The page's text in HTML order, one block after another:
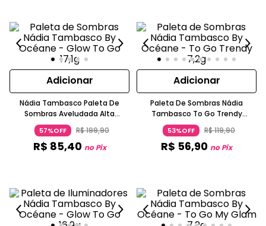
Adicionar
Nádia Tambasco Paleta De
Sombras Aveludada Alta
Pigmentação Bronze Glow To
Go OCEANE
57%OFF R$199,90
R$ 85,40 no Pix
Adicionar
Paleta De Sombras Nádia
Tambasco To Go Trendy
Cintilante E Matte Bordô
OCEANE
53%OFF R$119,90
R$ 56,90 no Pix